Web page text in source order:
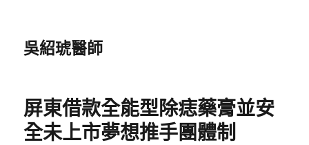
吳紹琥醫師
屏東借款全能型除痣藥膏並安
全未上市夢想推手團體制